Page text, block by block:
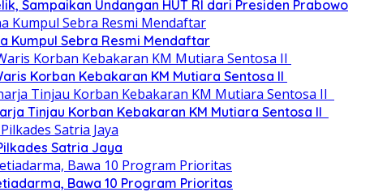
Sampaikan Undangan HUT RI dari Presiden Prabowo
Kumpul Sebra Resmi Mendaftar
Korban Kebakaran KM Mutiara Sentosa II
Tinjau Korban Kebakaran KM Mutiara Sentosa II
Satria Jaya
Bawa 10 Program Prioritas